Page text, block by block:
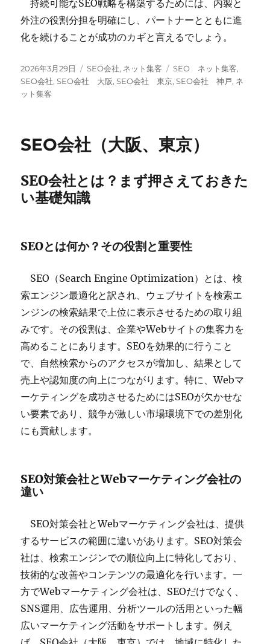
持続可能なSEO戦略を構築するためには、内製と
外注の役割分担を明確にし、パートナーとともに進
化を続けることが成功のカギと言えるでしょう。
投
稿
日:
2026年3月29日
カ
テ
SEO会社, ネット集客
タ
グ
SEO ネット集客,
SEO会社,SEO会社 大阪,SEO会社 東京,SEO会社 神戸, ネ
ット集客
SEO会社（大阪、東京）
SEO会社とは？まず押さえておきた
い基礎知識
SEOとは何か？その役割と重要性
SEO（Search Engine Optimization）とは、検
索エンジン最適化と訳され、ウェブサイトを検索エ
ンジンの検索結果で上位に表示させるための取り組
みです。その役割は、企業やWebサイトの集客力を
高めることにあります。SEOを効果的に行うこと
で、自然検索からのアクセスが増加し、結果として
売上や認知度の向上につながります。特に、Webマ
ーケティングを成功させるためにはSEOが欠かせな
い要素であり、競争が激しい市場環境下での差別化
にも貢献します。
SEO対策会社とWebマーケティング会社の
違い
SEO対策会社とWebマーケティング会社は、提供
するサービスの範囲に違いがあります。SEO対策会
社は、検索エンジンでの順位向上に特化しており、
技術的な改善やコンテンツの最適化を行います。一
方でWebマーケティング会社は、SEOだけでなく、
SNS運用、広告運用、分析ツールの活用といった幅
広いマーケティング活動をサポートします。例え